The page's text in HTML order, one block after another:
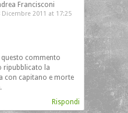
Francisconi
Dicembre 2011 at 17:25
questo commento
ripubblicato la
con capitano e morte
Rispondi